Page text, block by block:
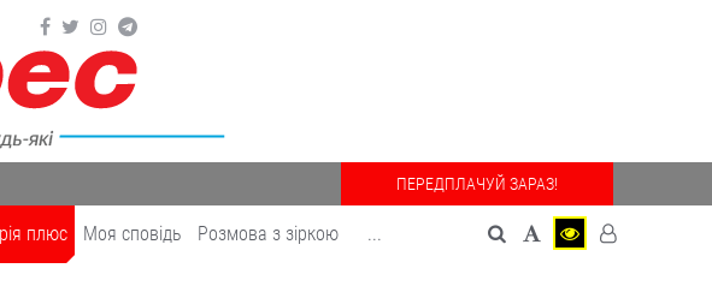
ПЕРЕДПЛАЧУЙ ЗАРАЗ!
плюс Моя сповідь Розмова з зіркою ...